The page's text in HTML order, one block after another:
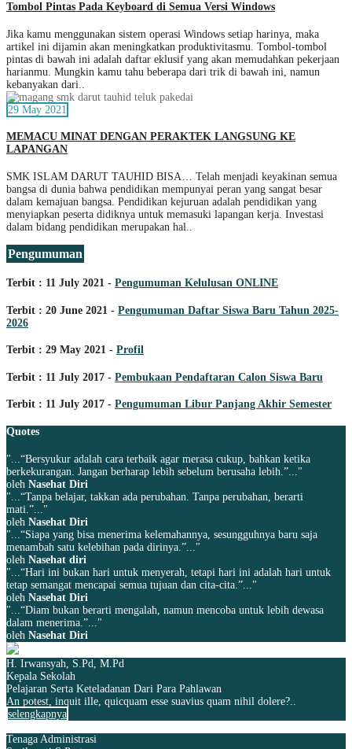
Tombol Pintas Pada Keyboard di Semua Versi Windows
Jika kamu menggunakan sistem operasi Windows setiap harinya, maka
artikel ini dijamin akan meningkatkan produktivitasmu. Tombol-tombol
pintas di bawah ini adalah daftar eklusif yang akan memudahkan pekerjaan
harianmu. Mungkin kamu tahu beberapa dari trik di bawah ini, namun
kebanyakan dari..
29 May 2021
MEMACU MINAT DENGAN PERAKTEK LANGSUNG KE
LAPANGAN
SMK ISLAM DARUT TAUHID BISA… Telah menjadi keyakinan semua
bangsa di dunia bahwa pendidikan mempunyai peran yang sangat besar
dalam kemajuan bangsa. Pendidikan kejuruan adalah pendidikan yang
menyiapkan peserta didiknya untuk memasuki lapangan kerja. Investasi
dalam bidang pendidikan merupakan hal..
Pengumuman
Terbit : 11 July 2021 - Pengumuman Kelulusan ONLINE
Terbit : 20 June 2021 - Pengumuman Daftar Siswa Baru Tahun 2025-
2026
Terbit : 29 May 2021 - Profil
Terbit : 11 July 2017 - Pembukaan Pendaftaran Calon Siswa Baru
Terbit : 11 July 2017 - Pengumuman Libur Panjang Akhir Semester
Quotes
"...“Bersyukur adalah cara terbaik agar merasa cukup, bahkan ketika
berkekurangan. Jangan berharap lebih sebelum berusaha lebih.”..."
oleh Nasehat Diri
"...“Tanpa belajar, takkan ada perubahan. Tanpa perubahan, berarti
mati.”..."
oleh Nasehat Diri
"...“Siapa yang bisa menerima kelemahannya, sesungguhnya baru saja
menambah satu kelebihan pada dirinya.”..."
oleh Nasehat diri
"...“Hari ini bukan hari untuk menyerah, tetapi hari ini adalah hari untuk
tetap semangat mencapai semua tujuan dan cita-cita.”..."
oleh Nasehat Diri
"...“Diam bukan berarti mengalah, namun mencoba untuk lebih dewasa
dalam menerima.”..."
oleh Nasehat Diri
H. Irwansyah, S.Pd, M.Pd
Kepala Sekolah
Pelajaran Serta Keteladanan Dari Para Pahlawan
An potest, inquit ille, quicquam esse suavius quam nihil dolere?..
selengkapnya
Tenaga Administrasi